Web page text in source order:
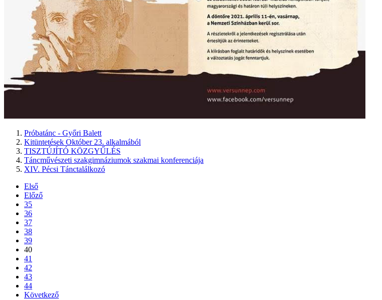
Próbatánc - Győri Balett
Kitüntetések Október 23. alkalmából
TISZTÚJÍTÓ KÖZGYŰLÉS
Táncművészeti szakgimnáziumok szakmai konferenciája
XIV. Pécsi Tánctalálkozó
Első
Előző
35
36
37
38
39
40
41
42
43
44
Következő